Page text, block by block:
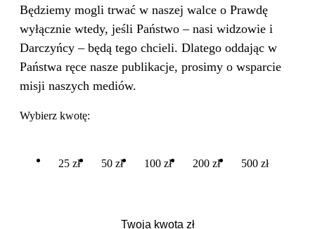
Będziemy mogli trwać w naszej walce o Prawdę
wyłącznie wtedy, jeśli Państwo – nasi widzowie i
Darczyńcy – będą tego chcieli. Dlatego oddając w
Państwa ręce nasze publikacje, prosimy o wsparcie
misji naszych mediów.
Wybierz kwotę:
25 zł 50 zł 100 zł 200 zł 500 zł